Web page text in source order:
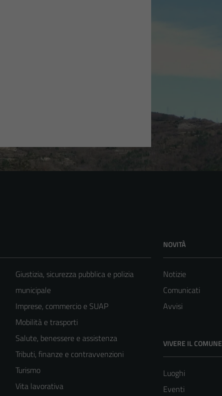
Giustizia, sicurezza pubblica e polizia
municipale
Imprese, commercio e SUAP
Mobilità e trasporti
Salute, benessere e assistenza
Tributi, finanze e contravvenzioni
Turismo
Vita lavorativa
NOVITÀ
Notizie
Comunicati
Avvisi
VIVERE IL COMUNE
Luoghi
Eventi